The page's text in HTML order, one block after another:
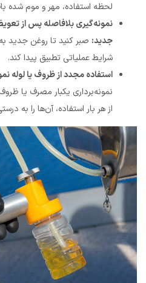
لحظه استفاده، مهر و موم شده
نمونه‌گیری بلافاصله پس از
جدید: صبر کنید تا روغن
شرایط عملیاتی تطبیق پیدا کند.
استفاده مجدد از ظروف یا لوله
نمونه‌برداری یکبار مصرف یا
از هر بار استفاده، آن‌ها را به